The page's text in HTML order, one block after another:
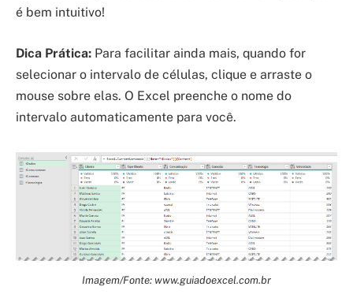
é bem intuitivo!
Dica Prática: Para facilitar ainda mais, quando for
selecionar o intervalo de células, clique e arraste o
mouse sobre elas. O Excel preenche o nome do
intervalo automaticamente para você.
Imagem/Fonte: www.guiadoexcel.com.br